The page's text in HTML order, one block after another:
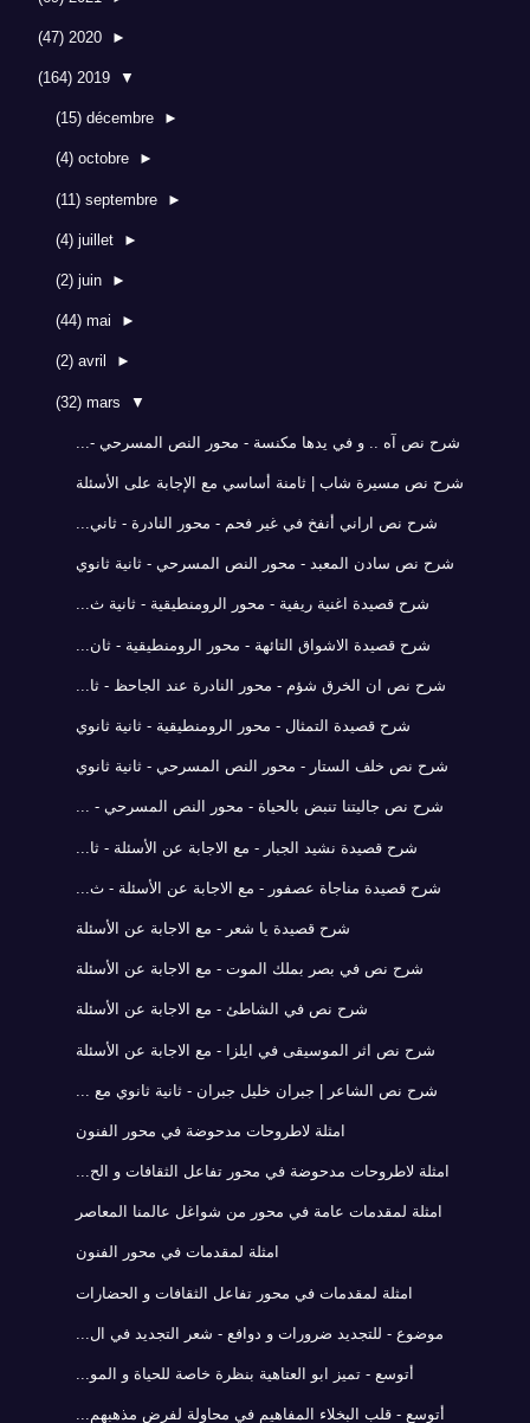
►
2020
(47)
▼
2019
(164)
►
décembre
(15)
►
octobre
(4)
►
septembre
(11)
►
juillet
(4)
►
juin
(2)
►
mai
(44)
►
avril
(2)
▼
mars
(32)
شرح نص آه .. و في يدها مكنسة - محور النص المسرحي -...
شرح نص مسيرة شاب | ثامنة أساسي مع الإجابة على الأسئلة
شرح نص اراني أنفخ في غير فحم - محور النادرة - ثاني...
شرح نص سادن المعبد - محور النص المسرحي - ثانية ثانوي
شرح قصيدة اغنية ريفية - محور الرومنطيقية - ثانية ث...
شرح قصيدة الاشواق التائهة - محور الرومنطيقية - ثان...
شرح نص ان الخرق شؤم - محور النادرة عند الجاحظ - ثا...
شرح قصيدة التمثال - محور الرومنطيقية - ثانية ثانوي
شرح نص خلف الستار - محور النص المسرحي - ثانية ثانوي
شرح نص جاليتنا تنبض بالحياة - محور النص المسرحي - ...
شرح قصيدة نشيد الجبار - مع الاجابة عن الأسئلة - ثا...
شرح قصيدة مناجاة عصفور - مع الاجابة عن الأسئلة - ث...
شرح قصيدة يا شعر - مع الاجابة عن الأسئلة
شرح نص في بصر بملك الموت - مع الاجابة عن الأسئلة
شرح نص في الشاطئ - مع الاجابة عن الأسئلة
شرح نص اثر الموسيقى في ايلزا - مع الاجابة عن الأسئلة
شرح نص الشاعر | جبران خليل جبران - ثانية ثانوي مع ...
امثلة لاطروحات مدحوضة في محور الفنون
امثلة لاطروحات مدحوضة في محور تفاعل الثقافات و الح...
امثلة لمقدمات عامة في محور من شواغل عالمنا المعاصر
امثلة لمقدمات في محور الفنون
امثلة لمقدمات في محور تفاعل الثقافات و الحضارات
موضوع - للتجديد ضرورات و دوافع - شعر التجديد في ال...
أتوسع - تميز ابو العتاهية بنظرة خاصة للحياة و المو...
أتوسع - قلب البخلاء المفاهيم في محاولة لفرض مذهبهم...